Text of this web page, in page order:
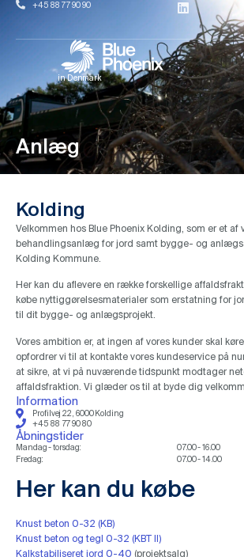
+45 88 77 90 90
in Denmark
Anlæg
Kolding
Velkommen hos Blue Phoenix Kolding, som er et
behandlingsanlæg for jord samt bygge- og
Kolding Kommune.
Her kan du aflevere en række forskellige
købe nyttiggørelsesmaterialer som erstatning for
til dit bygge- og anlægsprojekt.
Vores ambition er, at ingen af vores kunder skal
opfordrer vi til at kontakte vores kundeservice på
at sikre, at vi på nuværende tidspunkt modtager
affaldsfraktion. Vi glæder os til at byde dig
Information
Profilvej 22, 6000 Kolding
+45 88 77 90 80
Åbningstider
Mandag - torsdag:
07.00 - 16.00
Fredag:
07.00 - 14.00
Her kan du købe
Knust beton 0-32 (KB)
Knust beton og tegl 0-32 (KBT II)
Kalkstabiliseret jord 0-40 (projektsalg)